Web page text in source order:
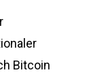
Bitcoin